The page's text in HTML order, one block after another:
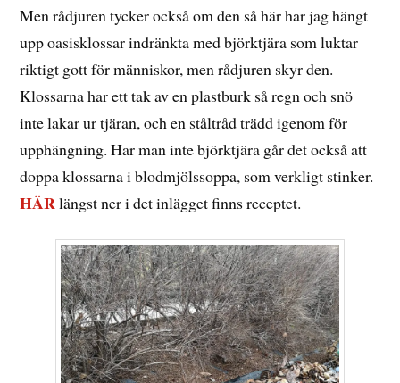
Men rådjuren tycker också om den så här har jag hängt
upp oasisklossar indränkta med björktjära som luktar
riktigt gott för människor, men rådjuren skyr den.
Klossarna har ett tak av en plastburk så regn och snö
inte lakar ur tjäran, och en ståltråd trädd igenom för
upphängning. Har man inte björktjära går det också att
doppa klossarna i blodmjölssoppa, som verkligt stinker.
HÄRlängst ner i det inlägget finns receptet.